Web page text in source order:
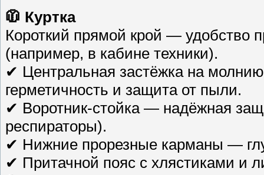
🧥 Куртка
Короткий прямой крой — удобство
(например, в кабине техники).
✔ Центральная застёжка на
герметичность и защита от пыли.
✔ Воротник-стойка — надёжная
респираторы).
✔ Нижние прорезные карманы —
✔ Притачной пояс с хлястиками и